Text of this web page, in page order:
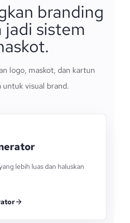
branding
jadi sistem
logo, maskot, dan kartun
untuk visual brand.
lebih luas dan haluskan